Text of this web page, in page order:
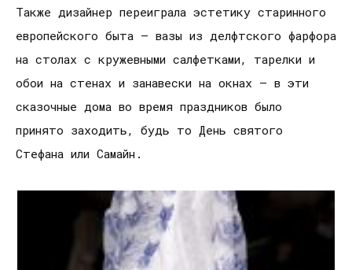
Также дизайнер переиграла эстетику старинного
европейского быта — вазы из делфтского фарфора
на столах с кружевными салфетками, тарелки и
обои на стенах и занавески на окнах — в эти
сказочные дома во время праздников было
принято заходить, будь то День святого
Стефана или Самайн.